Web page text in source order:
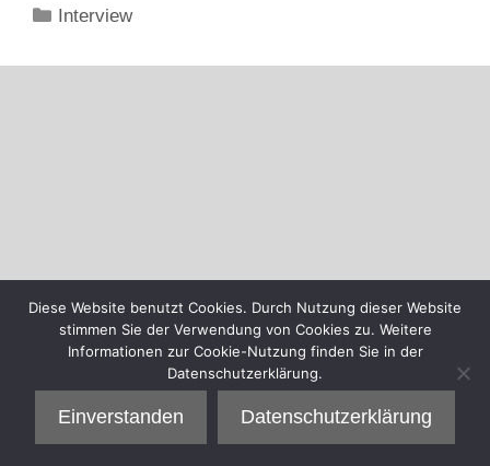
Kategorien
Interview
Diese Website benutzt Cookies. Durch Nutzung dieser Website
stimmen Sie der Verwendung von Cookies zu. Weitere
Informationen zur Cookie-Nutzung finden Sie in der
Datenschutzerklärung.
Einverstanden Datenschutzerklärung